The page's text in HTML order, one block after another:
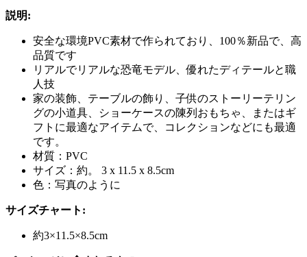
説明:
安全な環境PVC素材で作られており、100％新品で、高
品質です
リアルでリアルな恐竜モデル、優れたディテールと職
人技
家の装飾、テーブルの飾り、子供のストーリーテリン
グの小道具、ショーケースの陳列おもちゃ、またはギ
フトに最適なアイテムで、コレクションなどにも最適
です。
材質：PVC
サイズ：約。 3 x 11.5 x 8.5cm
色：写真のように
サイズチャート:
約3×11.5×8.5cm